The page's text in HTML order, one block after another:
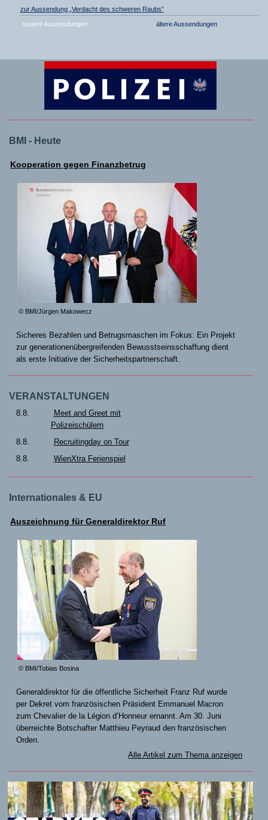
zur Aussendung „Verdacht des schweren Raubs”
neuere Aussendungen ältere Aussendungen
BMI - Heute
Kooperation gegen Finanzbetrug
© BMI/Jürgen Makowecz
Sicheres Bezahlen und Betrugsmaschen im Fokus: Ein Projekt
zur generationenübergreifenden Bewusstseinsschaffung dient
als erste Initiative der Sicherheitspartnerschaft.
VERANSTALTUNGEN
8.8.
Meet and Greet mit
Polizeischülern
8.8.
Recruitingday on Tour
8.8.
WienXtra Ferienspiel
Internationales & EU
Auszeichnung für Generaldirektor Ruf
© BMI/Tobias Bosina
Generaldirektor für die öffentliche Sicherheit Franz Ruf wurde
per Dekret vom französischen Präsident Emmanuel Macron
zum Chevalier de la Légion d’Honneur ernannt. Am 30. Juni
überreichte Botschafter Matthieu Peyraud den französischen
Orden.
Alle Artikel zum Thema anzeigen